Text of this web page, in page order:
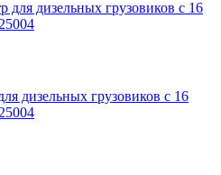
дизельных грузовиков с 16